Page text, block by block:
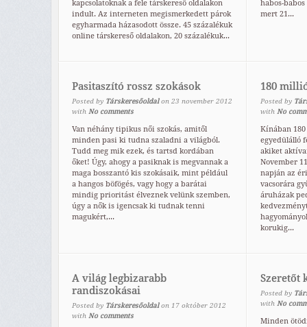
kapcsolatoknak a fele társkereső oldalakon
indult. Az interneten megismerkedett párok
egyharmada házasodott össze. 45 százalékuk
online társkereső oldalakon, 20 százalékuk...
habos-
mert 21...
Pasitaszító rossz szokások
Posted by Társkeresőoldal on 23 november 2012
with No comments
Van néhány tipikus női szokás, amitől
minden pasi ki tudna szaladni a világból.
Tudd meg mik ezek, és tartsd kordában
őket! Úgy, ahogy a pasiknak is megvannak a
maga bosszantó kis szokásaik, mint például
a hangos böfögés, vagy hogy a barátai
mindig prioritást élveznek velünk szemben,
úgy a nők is igencsak ki tudnak tenni
magukért,...
180
Posted by
with No
Kínában
egyedülálló
akiket
November
napján az
vacsorára
áruházak
korukig...
A világ legbizarabb
randiszokásai
Posted by Társkeresőoldal on 17 október 2012
with No comments
Szeretőt
Posted by
with No
Minden